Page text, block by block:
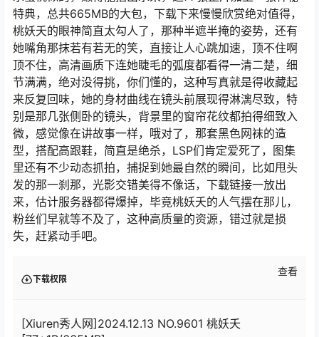
特典，总共665MB的大包，下载下来慢慢欣赏绝对值得，
桃妖夭的眼神简直太勾人了，那种半遮半掩的姿势，还有
她嘴角那抹若有若无的笑，直接让人心跳加速，顶不住啊
顶不住，高清画质下连她睫毛的弧度都看得一清二楚，细
节满满，绝对没得挑，你们懂的，这种写真就是得收藏起
来反复回味，她的身材曲线在镜头前展现得淋漓尽致，特
别是那几张侧卧的镜头，背景里的窗帘花纹都拍得细致入
微，感觉像在讲故事一样，哦对了，那套黑色网袜的造
型，搭配高跟鞋，简直是绝杀，LSP们肯定爱死了，图集
里还有不少动态抓拍，捕捉到她最自然的瞬间，比如甩头
发的那一刹那，光影交错美得不像话，下载链接一放出
来，估计服务器都得爆掉，毕竟桃妖夭的人气摆在那儿，
粉丝们早就等不及了，这种高质量的资源，错过就是损
失，赶紧动手吧。
下载权限
查看
[Xiuren秀人网]2024.12.13 NO.9601 桃妖夭